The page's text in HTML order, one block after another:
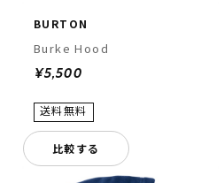
BURTON
Burke Hood
¥5,500
比較する